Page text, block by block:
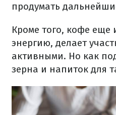
продумать
Кроме того, кофе еще
энергию, делает
активными. Но как
зерна и напиток для